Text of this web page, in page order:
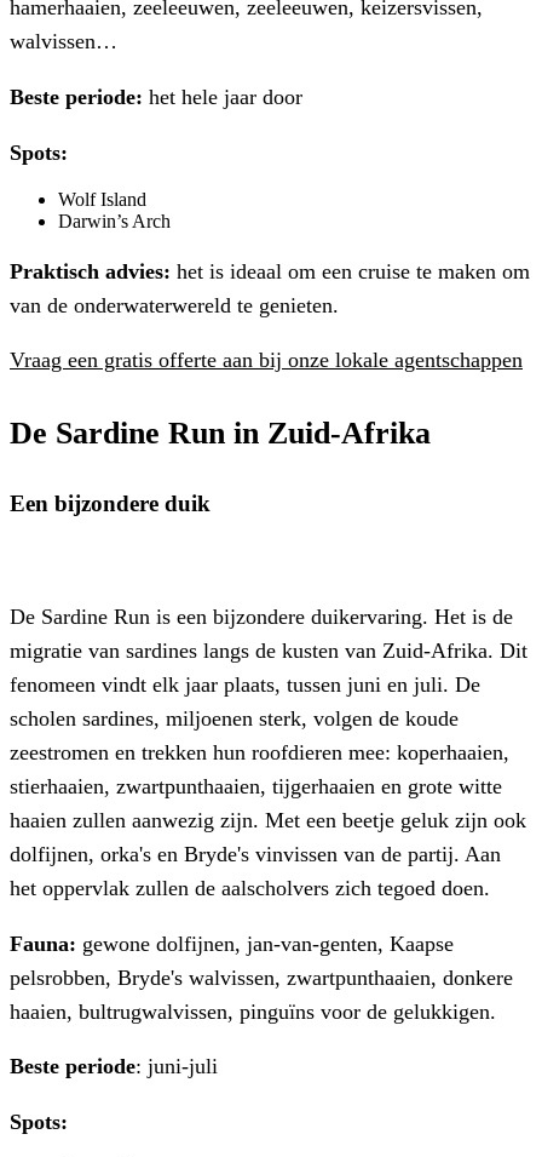
hamerhaaien, zeeleeuwen, zeeleeuwen, keizersvissen,
walvissen…
Beste periode: het hele jaar door
Spots:
Wolf Island
Darwin’s Arch
Praktisch advies: het is ideaal om een cruise te maken om
van de onderwaterwereld te genieten.
Vraag een gratis offerte aan bij onze lokale agentschappen
De Sardine Run in Zuid-Afrika
Een bijzondere duik
De Sardine Run is een bijzondere duikervaring. Het is de
migratie van sardines langs de kusten van Zuid-Afrika. Dit
fenomeen vindt elk jaar plaats, tussen juni en juli. De
scholen sardines, miljoenen sterk, volgen de koude
zeestromen en trekken hun roofdieren mee: koperhaaien,
stierhaaien, zwartpunthaaien, tijgerhaaien en grote witte
haaien zullen aanwezig zijn. Met een beetje geluk zijn ook
dolfijnen, orka's en Bryde's vinvissen van de partij. Aan
het oppervlak zullen de aalscholvers zich tegoed doen.
Fauna: gewone dolfijnen, jan-van-genten, Kaapse
pelsrobben, Bryde's walvissen, zwartpunthaaien, donkere
haaien, bultrugwalvissen, pinguïns voor de gelukkigen.
Beste periode: juni-juli
Spots: